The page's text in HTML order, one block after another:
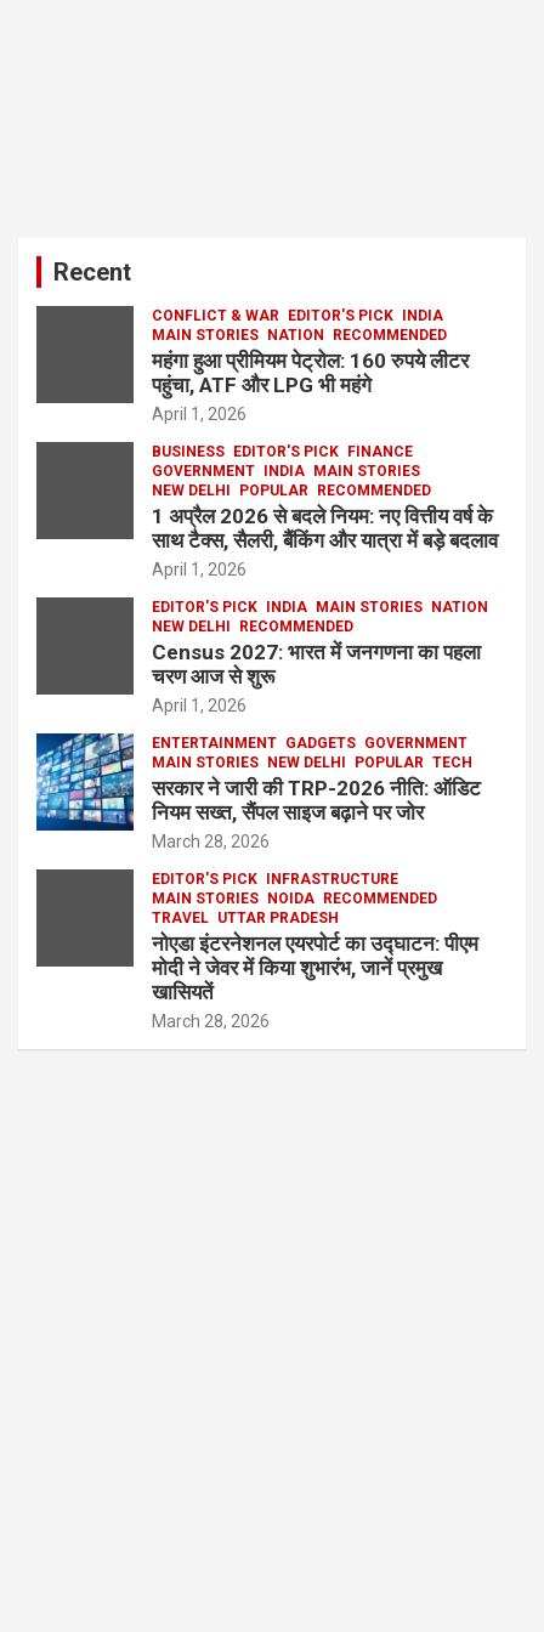
Recent
CONFLICT & WAR EDITOR'S PICK
INDIA
MAIN STORIES
NATION RECOMMENDED
महंगा हुआ प्रीमियम पेट्रोल: 160 रुपये लीटर
पहुंचा, ATF और LPG भी महंगे
April 1, 2026
BUSINESS EDITOR'S PICK
FINANCE
GOVERNMENT
INDIA
MAIN STORIES
NEW DELHI
POPULAR RECOMMENDED
1 अप्रैल 2026 से बदले नियम: नए वित्तीय वर्ष के
साथ टैक्स, सैलरी, बैंकिंग और यात्रा में बड़े बदलाव
April 1, 2026
EDITOR'S PICK INDIA MAIN STORIES
NATION
NEW DELHI
RECOMMENDED
Census 2027: भारत में जनगणना का पहला
चरण आज से शुरू
April 1, 2026
ENTERTAINMENT GADGETS GOVERNMENT
MAIN STORIES
NEW DELHI POPULAR TECH
सरकार ने जारी की TRP-2026 नीति: ऑडिट
नियम सख्त, सैंपल साइज बढ़ाने पर जोर
March 28, 2026
EDITOR'S PICK
INFRASTRUCTURE
MAIN STORIES
NOIDA
RECOMMENDED
TRAVEL UTTAR PRADESH
नोएडा इंटरनेशनल एयरपोर्ट का उद्घाटन: पीएम
मोदी ने जेवर में किया शुभारंभ, जानें प्रमुख
खासियतें
March 28, 2026